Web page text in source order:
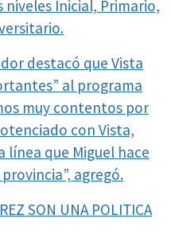
Inicial, Primario,
destacó que Vista
al programa
muy contentos por
con Vista,
línea que Miguel hace
agregó.
SON UNA POLITICA